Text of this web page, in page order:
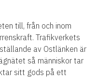
till, från och inom
Trafikverkets
av Ostlänken är
så människor tar
sitt gods på ett